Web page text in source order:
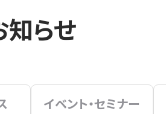
知らせ
イベント・セミナー